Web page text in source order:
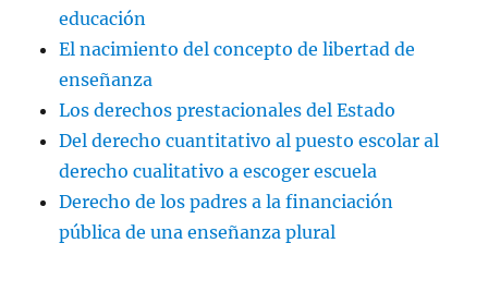
educación
El nacimiento del concepto de libertad de
enseñanza
Los derechos prestacionales del Estado
Del derecho cuantitativo al puesto escolar al
derecho cualitativo a escoger escuela
Derecho de los padres a la financiación
pública de una enseñanza plural